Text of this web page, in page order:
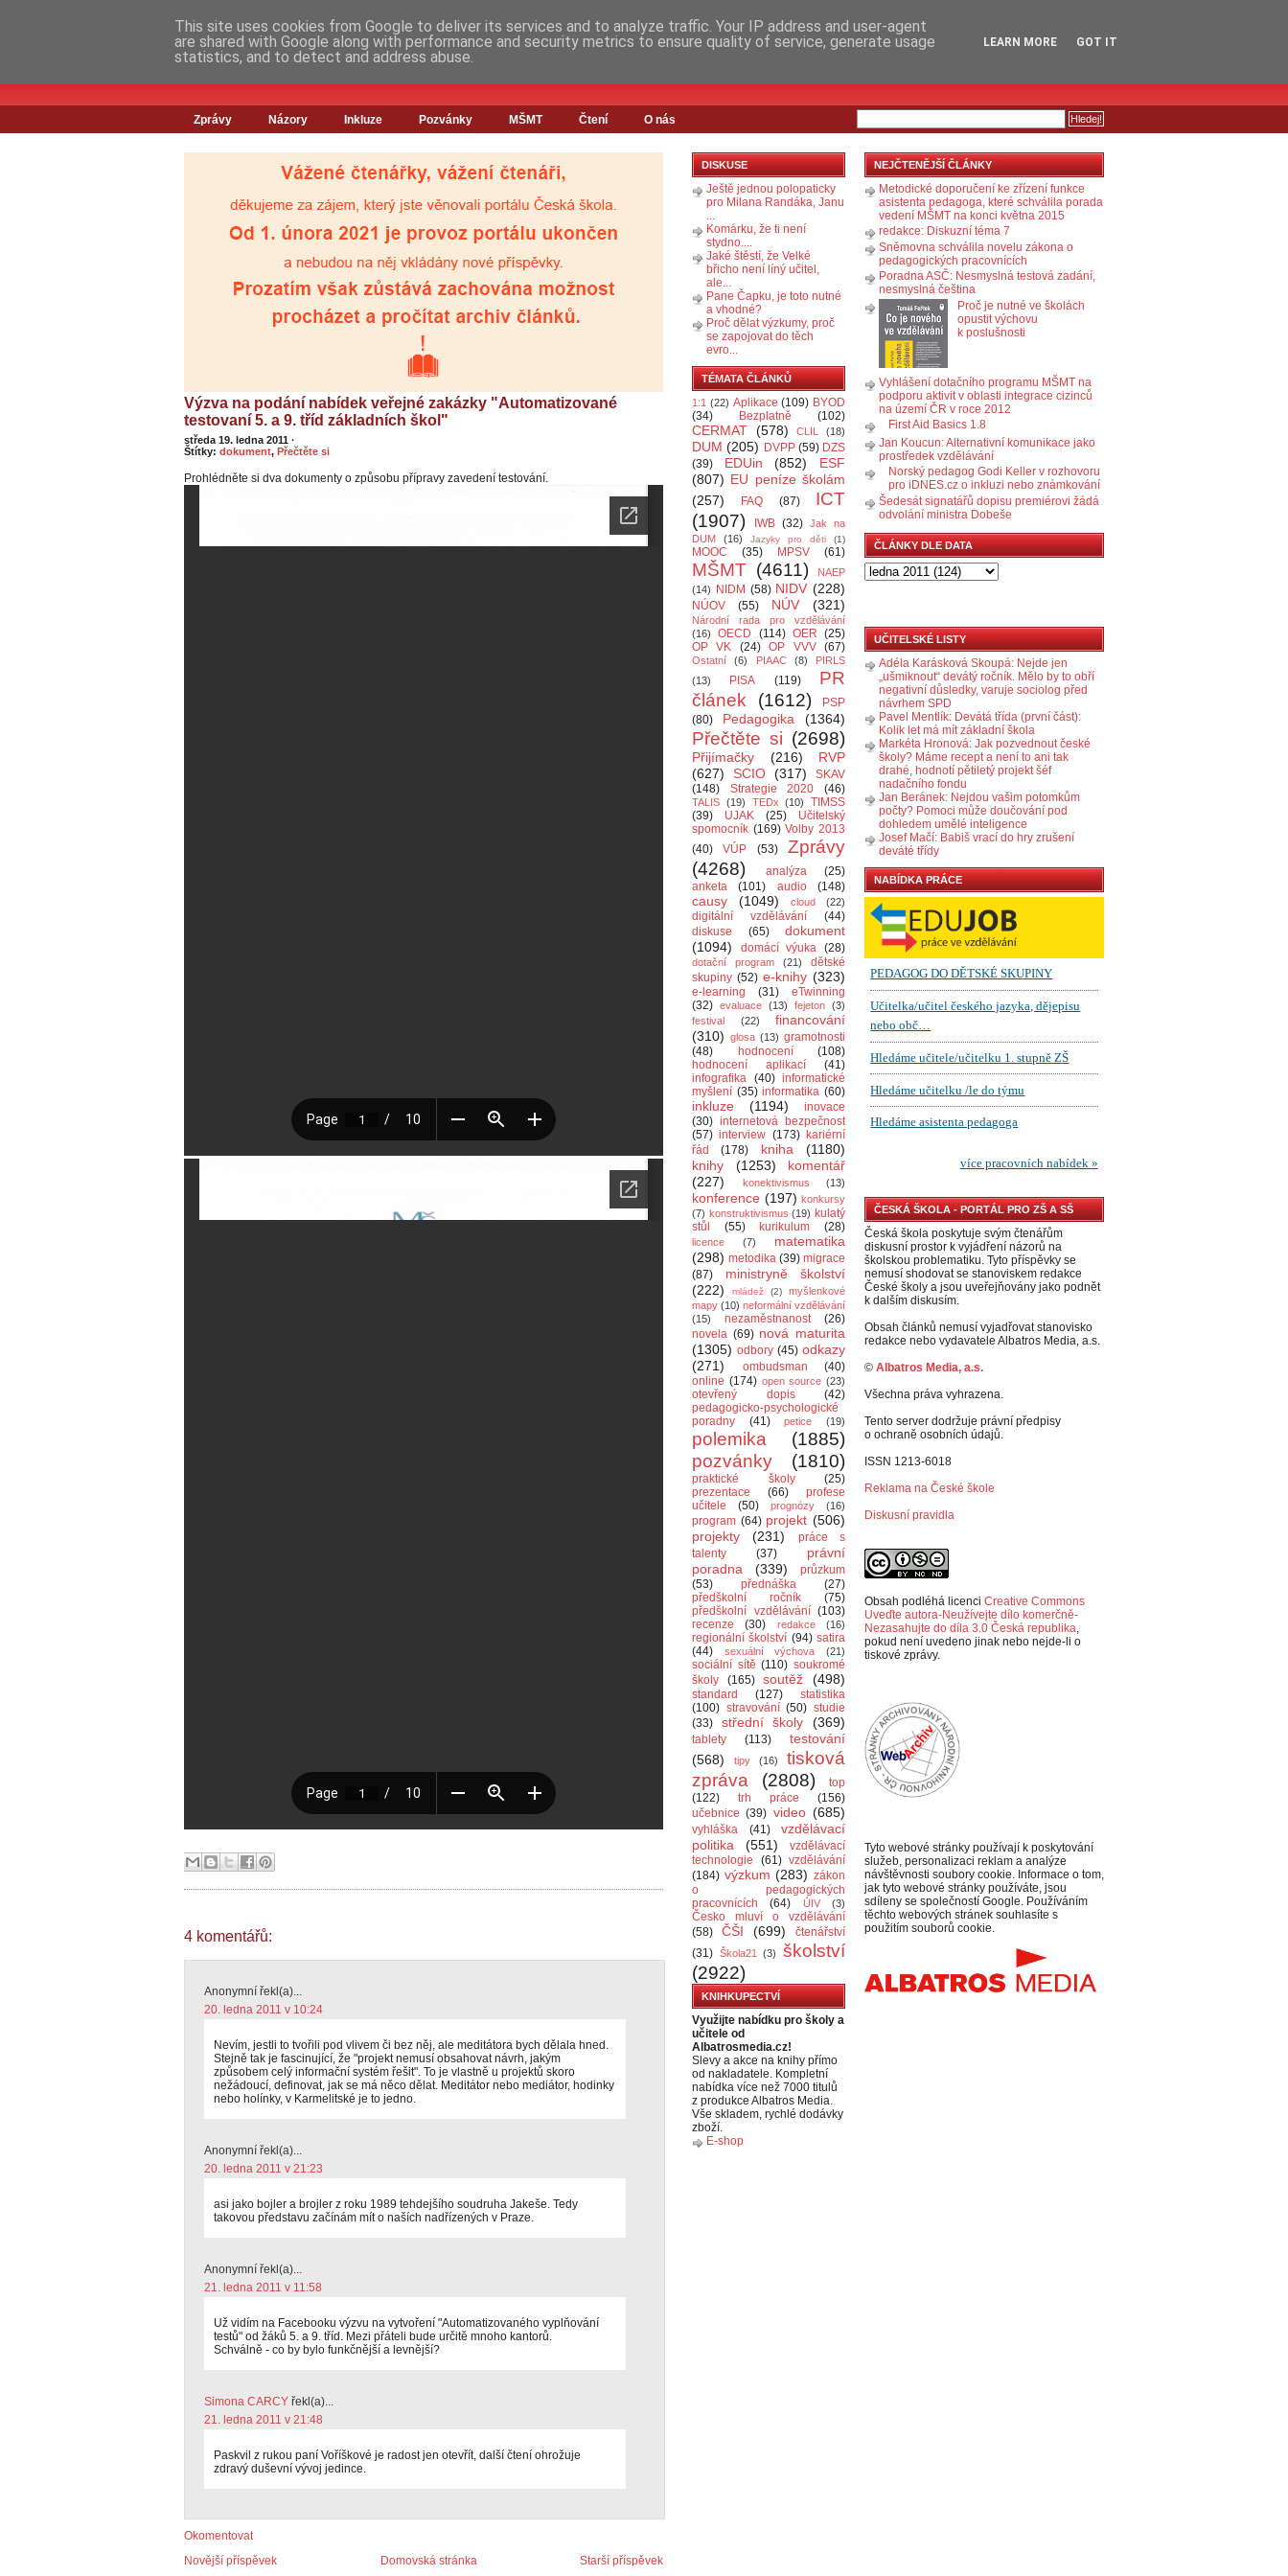
Zprávy Názory Inkluze Pozvánky MŠMT Čtení O nás
Výzva na podání nabídek veřejné zakázky "Automatizované
testovaní 5. a 9. tříd základních škol"
středa 19. ledna 2011 ·
Štítky: dokument, Přečtěte si
Prohlédněte si dva dokumenty o způsobu přípravy zavedení testování.
4 komentářů:
Anonymní řekl(a)...
20. ledna 2011 v 10:24
Nevím, jestli to tvořili pod vlivem či bez něj, ale meditátora bych dělala hned.
Stejně tak je fascinující, že "projekt nemusí obsahovat návrh, jakým
způsobem celý informační systém řešit". To je vlastně u projektů skoro
nežádoucí, definovat, jak se má něco dělat. Meditátor nebo mediátor, hodinky
nebo holínky, v Karmelitské je to jedno.
Anonymní řekl(a)...
20. ledna 2011 v 21:23
asi jako bojler a brojler z roku 1989 tehdejšího soudruha Jakeše. Tedy
takovou představu začínám mít o naších nadřízených v Praze.
Anonymní řekl(a)...
21. ledna 2011 v 11:58
Už vidím na Facebooku výzvu na vytvoření "Automatizovaného vyplňování
testů" od žáků 5. a 9. tříd. Mezi přáteli bude určitě mnoho kantorů.
Schválně - co by bylo funkčnější a levnější?
Simona CARCY řekl(a)...
21. ledna 2011 v 21:48
Paskvil z rukou paní Voříškové je radost jen otevřít, další čtení ohrožuje
zdravý duševní vývoj jedince.
Okomentovat
Novější příspěvek
Starší příspěvek
Domovská stránka
DISKUSE
Ještě jednou polopaticky
pro Milana Randáka, Janu
...
Komárku, že ti není
stydno....
Jaké štěstí, že Velké
břicho není líný učitel,
ale...
Pane Čapku, je toto nutné
a vhodné?
Proč dělat výzkumy, proč
se zapojovat do těch
evro...
TÉMATA ČLÁNKŮ
1:1 (22) Aplikace (109) BYOD
(34)
Bezplatně (102)
CERMAT (578) CLIL (18)
DUM (205) DVPP (59) DZS
(39)
EDUin (852)
ESF
(807) EU peníze školám
(257)
FAQ (87)
ICT
(1907)
IWB (32) Jak na
DUM
(16) Jazyky pro děti (1)
MOOC (35) MPSV (61)
MŠMT (4611)
NAEP
(14)
NIDM (58) NIDV (228)
NÚOV (55) NÚV (321)
Národní rada pro vzdělávání
(16)
OECD (114) OER (25)
OP VK
(24) OP VVV (67)
Ostatní (6) PIAAC (8)
PIRLS
(13)
PISA (119)
PR
článek
(1612)
PSP
(80)
Pedagogika (1364)
Přečtěte si (2698)
Přijímačky (216)
RVP
(627)
SCIO (317)
SKAV
(148)
Strategie 2020 (46)
TALIS (19) TEDx (10)
TIMSS
(39)
UJAK (25)
Učitelský
spomocník (169) Volby 2013
(40)
VÚP (53)
Zprávy
(4268)
analýza
(25)
anketa
(101) audio (148)
causy (1049) cloud (22)
digitální vzdělávání
(44)
diskuse
(65)
dokument
(1094)
domácí výuka (28)
dotační program (21)
dětské
skupiny (52) e-knihy (323)
e-learning (31)
eTwinning
(32) evaluace (13) fejeton (3)
festival
(22)
financování
(310) glosa (13) gramotnosti
(48)
hodnocení
(108)
hodnocení aplikací
(41)
infografika (40) informatické
myšlení (35) informatika (60)
inkluze (1194)
inovace
(30) internetová bezpečnost
(57) interview (173) kariérní
řád
(178) kniha
(1180)
knihy
(1253)
komentář
(227)
konektivismus (13)
konference (197) konkursy
(7) konstruktivismus (19) kulatý
stůl
(55) kurikulum (28)
licence (7)
matematika
(298) metodika (39) migrace
(87)
ministryně školství
(222)
mládež (2)
myšlenkové
mapy (10) neformální vzdělávání
(15)
nezaměstnanost
(26)
novela (69) nová maturita
(1305) odbory (45) odkazy
(271)
ombudsman
(40)
online (174) open source (23)
otevřený dopis
(42)
pedagogicko-psychologické
poradny
(41) petice (19)
polemika
(1885)
pozvánky
(1810)
praktické školy
(25)
prezentace
(66)
profese
učitele
(50) prognózy (16)
program (64) projekt (506)
projekty
(231)
práce s
talenty
(37)
právní
poradna
(339)
průzkum
(53)
přednáška
(27)
předškolní ročník
(75)
předškolní vzdělávání (103)
recenze
(30) redakce (16)
regionální školství (94) satira
(44)
sexuální výchova (21)
sociální sítě (110) soukromé
školy
(165) soutěž (498)
standard (127)
statistika
(100) stravování (50) studie
(33)
střední školy (369)
tablety (113)
testování
(568)
tipy (16)
tisková
zpráva
(2808)
top
(122)
trh práce
(156)
učebnice (39) video (685)
vyhláška (41)
vzdělávací
politika
(551)
vzdělávací
technologie
(61) vzdělávání
(184) výzkum (283) zákon
o pedagogických
pracovnících
(64) ÚIV (3)
Česko mluví o vzdělávání
(58)
ČŠI (699)
čtenářství
(31) Škola21 (3)
školství
(2922)
KNIHKUPECTVÍ
Využijte nabídku pro školy a
učitele od
Albatrosmedia.cz!
Slevy a akce na knihy přímo
od nakladatele. Kompletní
nabídka více než 7000 titulů
z produkce Albatros Media.
Vše skladem, rychlé dodávky
zboží.
E-shop
NEJČTENĚJŠÍ ČLÁNKY
Metodické doporučení ke zřízení funkce
asistenta pedagoga, které schválila porada
vedení MŠMT na konci května 2015
redakce: Diskuzní téma 7
Sněmovna schválila novelu zákona o
pedagogických pracovnících
Poradna ASČ: Nesmyslná testová zadání,
nesmyslná čeština
Proč je nutné ve školách
opustit výchovu
k poslušnosti
Vyhlášení dotačního programu MŠMT na
podporu aktivit v oblasti integrace cizinců
na území ČR v roce 2012
First Aid Basics 1.8
Jan Koucun: Alternativní komunikace jako
prostředek vzdělávání
Norský pedagog Godi Keller v rozhovoru
pro iDNES.cz o inkluzi nebo známkování
Šedesát signatářů dopisu premiérovi žádá
odvolání ministra Dobeše
ČLÁNKY DLE DATA
UČITELSKÉ LISTY
Adéla Karásková Skoupá: Nejde jen
„ušmiknout“ devátý ročník. Mělo by to obří
negativní důsledky, varuje sociolog před
návrhem SPD
Pavel Mentlík: Devátá třída (první část):
Kolik let má mít základní škola
Markéta Hronová: Jak pozvednout české
školy? Máme recept a není to ani tak
drahé, hodnotí pětiletý projekt šéf
nadačního fondu
Jan Beránek: Nejdou vašim potomkům
počty? Pomoci může doučování pod
dohledem umělé inteligence
Josef Mačí: Babiš vrací do hry zrušení
deváté třídy
NABÍDKA PRÁCE
ČESKÁ ŠKOLA - PORTÁL PRO ZŠ A SŠ
Česká škola poskytuje svým čtenářům
diskusní prostor k vyjádření názorů na
školskou problematiku. Tyto příspěvky se
nemusí shodovat se stanoviskem redakce
České školy a jsou uveřejňovány jako podnět
k dalším diskusím.
Obsah článků nemusí vyjadřovat stanovisko
redakce nebo vydavatele Albatros Media, a.s.
© Albatros Media, a.s.
Všechna práva vyhrazena.
Tento server dodržuje právní předpisy
o ochraně osobních údajů.
ISSN 1213-6018
Reklama na České škole
Diskusní pravidla
Obsah podléhá licenci Creative Commons
Uveďte autora-Neužívejte dílo komerčně-
Nezasahujte do díla 3.0 Česká republika,
pokud není uvedeno jinak nebo nejde-li o
tiskové zprávy.
Tyto webové stránky používají k poskytování
služeb, personalizaci reklam a analýze
návštěvnosti soubory cookie. Informace o tom,
jak tyto webové stránky používáte, jsou
sdíleny se společností Google. Používáním
těchto webových stránek souhlasíte s
použitím souborů cookie.
This site uses cookies from Google to deliver its services and to analyze traffic. Your IP address and user-agent
are shared with Google along with performance and security metrics to ensure quality of service, generate usage
statistics, and to detect and address abuse.
LEARN MORE GOT IT